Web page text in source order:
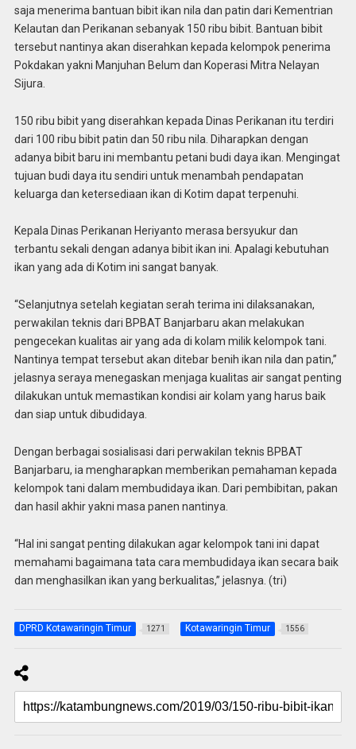
saja menerima bantuan bibit ikan nila dan patin dari Kementrian
Kelautan dan Perikanan sebanyak 150 ribu bibit. Bantuan bibit
tersebut nantinya akan diserahkan kepada kelompok penerima
Pokdakan yakni Manjuhan Belum dan Koperasi Mitra Nelayan
Sijura.
150 ribu bibit yang diserahkan kepada Dinas Perikanan itu terdiri
dari 100 ribu bibit patin dan 50 ribu nila. Diharapkan dengan
adanya bibit baru ini membantu petani budi daya ikan. Mengingat
tujuan budi daya itu sendiri untuk menambah pendapatan
keluarga dan ketersediaan ikan di Kotim dapat terpenuhi.
Kepala Dinas Perikanan Heriyanto merasa bersyukur dan
terbantu sekali dengan adanya bibit ikan ini. Apalagi kebutuhan
ikan yang ada di Kotim ini sangat banyak.
“Selanjutnya setelah kegiatan serah terima ini dilaksanakan,
perwakilan teknis dari BPBAT Banjarbaru akan melakukan
pengecekan kualitas air yang ada di kolam milik kelompok tani.
Nantinya tempat tersebut akan ditebar benih ikan nila dan patin,”
jelasnya seraya menegaskan menjaga kualitas air sangat penting
dilakukan untuk memastikan kondisi air kolam yang harus baik
dan siap untuk dibudidaya.
Dengan berbagai sosialisasi dari perwakilan teknis BPBAT
Banjarbaru, ia mengharapkan memberikan pemahaman kepada
kelompok tani dalam membudidaya ikan. Dari pembibitan, pakan
dan hasil akhir yakni masa panen nantinya.
“Hal ini sangat penting dilakukan agar kelompok tani ini dapat
memahami bagaimana tata cara membudidaya ikan secara baik
dan menghasilkan ikan yang berkualitas,” jelasnya. (tri)
DPRD Kotawaringin Timur 1271 Kotawaringin Timur 1556